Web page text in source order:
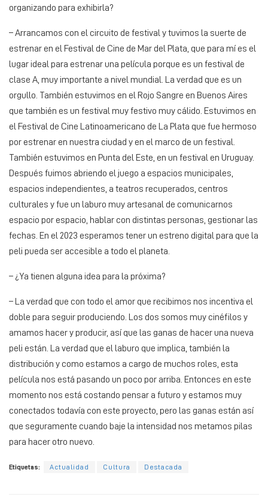
organizando para exhibirla?
– Arrancamos con el circuito de festival y tuvimos la suerte de
estrenar en el Festival de Cine de Mar del Plata, que para mí es el
lugar ideal para estrenar una película porque es un festival de
clase A, muy importante a nivel mundial. La verdad que es un
orgullo. También estuvimos en el Rojo Sangre en Buenos Aires
que también es un festival muy festivo muy cálido. Estuvimos en
el Festival de Cine Latinoamericano de La Plata que fue hermoso
por estrenar en nuestra ciudad y en el marco de un festival.
También estuvimos en Punta del Este, en un festival en Uruguay.
Después fuimos abriendo el juego a espacios municipales,
espacios independientes, a teatros recuperados, centros
culturales y fue un laburo muy artesanal de comunicarnos
espacio por espacio, hablar con distintas personas, gestionar las
fechas. En el 2023 esperamos tener un estreno digital para que la
peli pueda ser accesible a todo el planeta.
– ¿Ya tienen alguna idea para la próxima?
– La verdad que con todo el amor que recibimos nos incentiva el
doble para seguir produciendo. Los dos somos muy cinéfilos y
amamos hacer y producir, así que las ganas de hacer una nueva
peli están. La verdad que el laburo que implica, también la
distribución y como estamos a cargo de muchos roles, esta
película nos está pasando un poco por arriba. Entonces en este
momento nos está costando pensar a futuro y estamos muy
conectados todavía con este proyecto, pero las ganas están así
que seguramente cuando baje la intensidad nos metamos pilas
para hacer otro nuevo.
Etiquetas: Actualidad Cultura Destacada